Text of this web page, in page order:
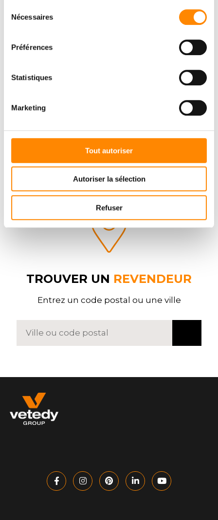
Nécessaires
Préférences
Statistiques
Marketing
Tout autoriser
Autoriser la sélection
Refuser
Consulter et télécharger des documents
TROUVER UN REVENDEUR
Entrez un code postal ou une ville